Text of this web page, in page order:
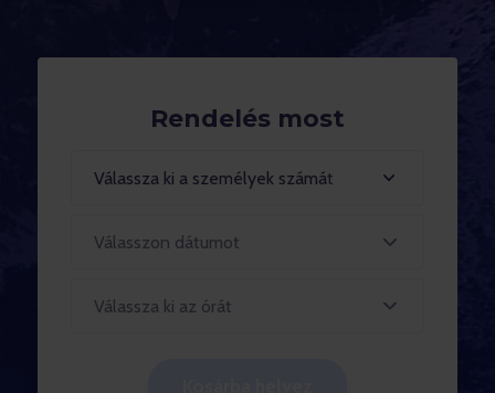
Rendelés most
Válassza ki a személyek számát
Válassza ki az órát